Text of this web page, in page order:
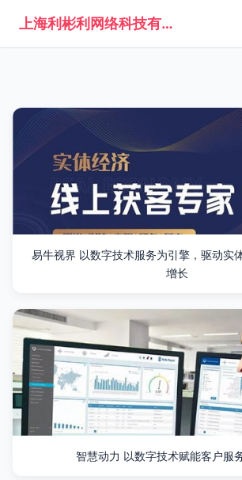
上海利彬利网络科技有限公司
易牛视界 以数字技术服务为引擎，驱动实
增长
智慧动力 以数字技术赋能客户服